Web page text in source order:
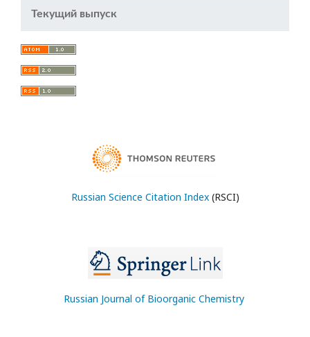
Текущий выпуск
Russian Science Citation Index(RSCI)
Russian Journal of Bioorganic Chemistry